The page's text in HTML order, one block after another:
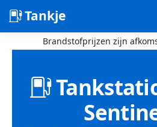
Tankje
Brandstofprijzen zijn